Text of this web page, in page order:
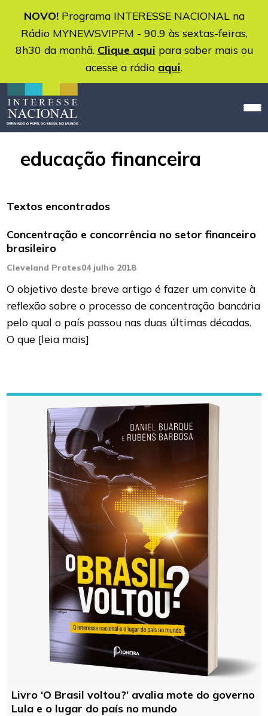
NOVO!Programa INTERESSE NACIONAL na
Rádio MYNEWSVIPFM - 90.9 às sextas-feiras,
8h30 da manhã. Clique aqui para saber mais ou
acesse a rádio aqui.
educação financeira
Textos encontrados
Concentração e concorrência no setor financeiro
brasileiro
Cleveland Prates04 julho 2018
O objetivo deste breve artigo é fazer um convite à
reflexão sobre o processo de concentração bancária
pelo qual o país passou nas duas últimas décadas.
O que [leia mais]
Livro ‘O Brasil voltou?’ avalia mote do governo
Lula e o lugar do país no mundo